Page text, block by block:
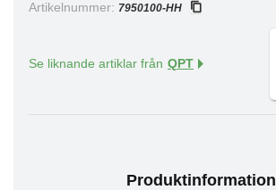
Artikelnummer: 7950100-HH
Se liknande artiklar från QPT
Produktinformation